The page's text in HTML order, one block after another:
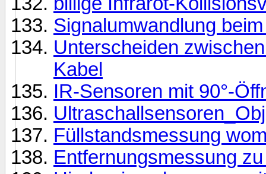
Signalumwandlung
Unterscheiden
Kabel
IR-Sensoren mit 90°-
Füllstandsmessung
Entfernungsmessung